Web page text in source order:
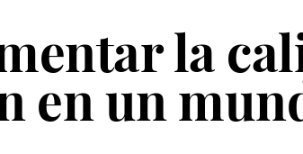
la
en un